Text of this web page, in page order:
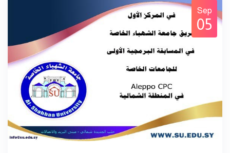
Sep
05